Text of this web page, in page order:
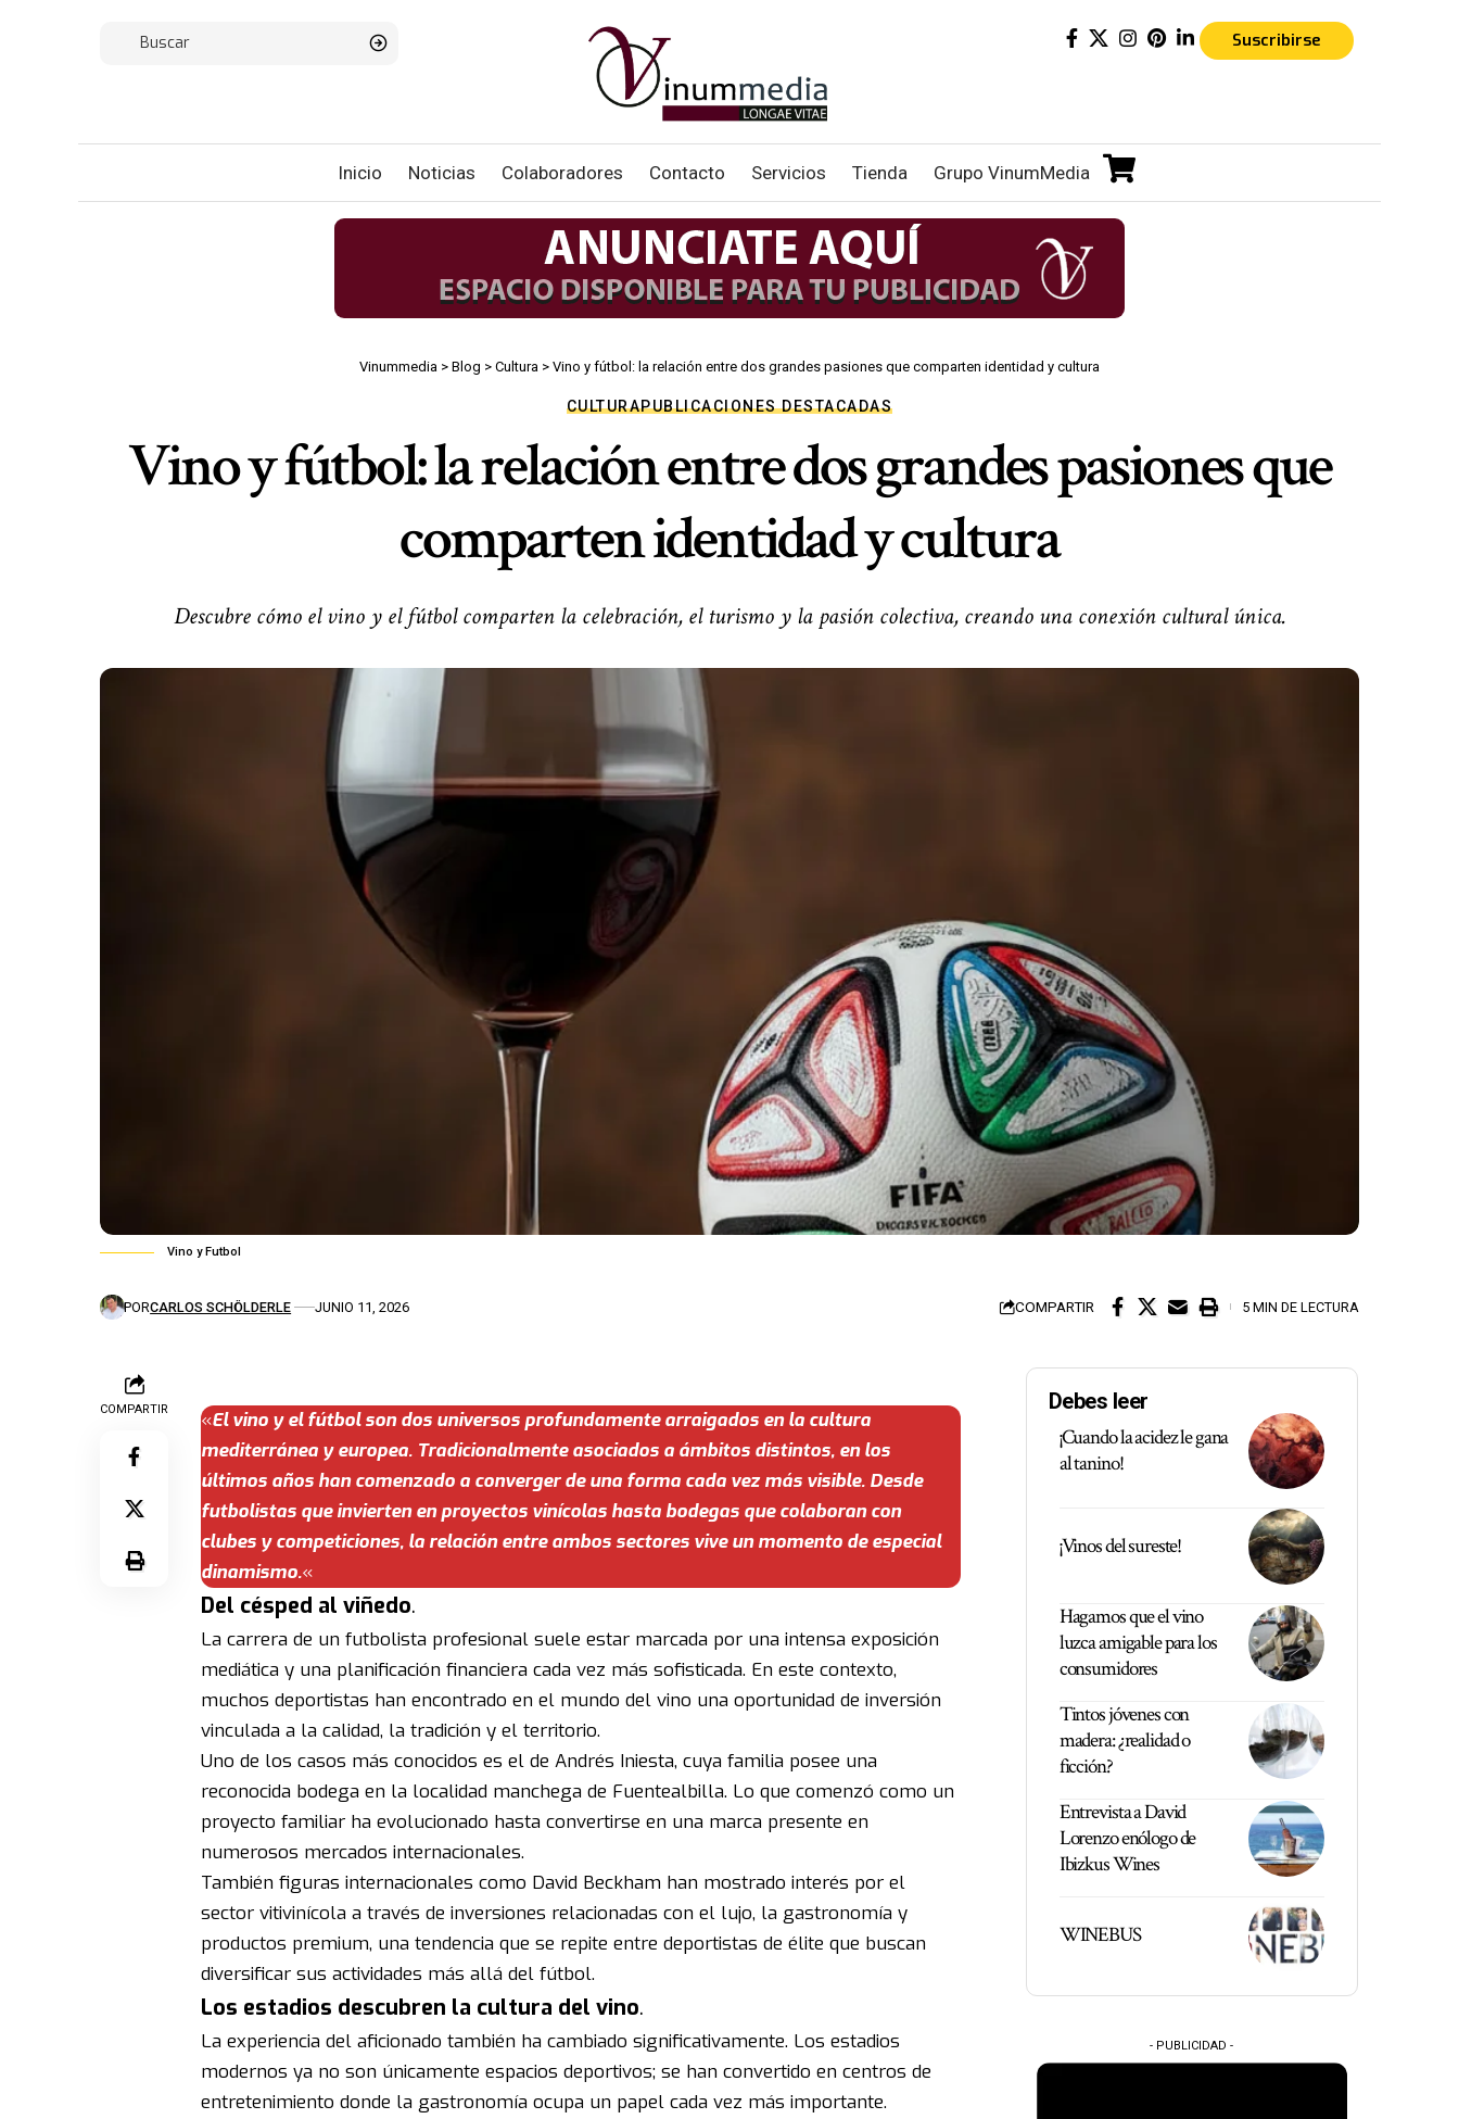
Suscribirse
Inicio Noticias Colaboradores Contacto Servicios Tienda Grupo VinumMedia
Vinummedia > Blog > Cultura > Vino y fútbol: la relación entre dos grandes pasiones que comparten identidad y cultura
CULTURAPUBLICACIONES DESTACADAS
Vino y fútbol: la relación entre dos grandes pasiones que
comparten identidad y cultura
Descubre cómo el vino y el fútbol comparten la celebración, el turismo y la pasión colectiva, creando una conexión cultural única.
Vino y Futbol
PORCARLOS SCHÖLDERLE JUNIO 11, 2026 COMPARTIR 5 MIN DE LECTURA
COMPARTIR «El vino y el fútbol son dos universos profundamente arraigados en la cultura
mediterránea y europea. Tradicionalmente asociados a ámbitos distintos, en los
últimos años han comenzado a converger de una forma cada vez más visible. Desde
futbolistas que invierten en proyectos vinícolas hasta bodegas que colaboran con
clubes y competiciones, la relación entre ambos sectores vive un momento de especial
dinamismo.«
Del césped al viñedo.
La carrera de un futbolista profesional suele estar marcada por una intensa exposición
mediática y una planificación financiera cada vez más sofisticada. En este contexto,
muchos deportistas han encontrado en el mundo del vino una oportunidad de inversión
vinculada a la calidad, la tradición y el territorio.
Uno de los casos más conocidos es el de Andrés Iniesta, cuya familia posee una
reconocida bodega en la localidad manchega de Fuentealbilla. Lo que comenzó como un
proyecto familiar ha evolucionado hasta convertirse en una marca presente en
numerosos mercados internacionales.
También figuras internacionales como David Beckham han mostrado interés por el
sector vitivinícola a través de inversiones relacionadas con el lujo, la gastronomía y
productos premium, una tendencia que se repite entre deportistas de élite que buscan
diversificar sus actividades más allá del fútbol.
Los estadios descubren la cultura del vino.
La experiencia del aficionado también ha cambiado significativamente. Los estadios
modernos ya no son únicamente espacios deportivos; se han convertido en centros de
entretenimiento donde la gastronomía ocupa un papel cada vez más importante.
Debes leer
¡Cuando la acidez le gana
al tanino!
¡Vinos del sureste!
Hagamos que el vino
luzca amigable para los
consumidores
Tintos jóvenes con
madera: ¿realidad o
ficción?
Entrevista a David
Lorenzo enólogo de
Ibizkus Wines
WINEBUS
- PUBLICIDAD -